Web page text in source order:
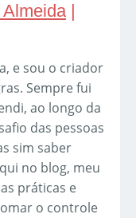
|
e sou o criador
Sempre fui
ao longo da
das pessoas
sim saber
no blog, meu
práticas e
o controle